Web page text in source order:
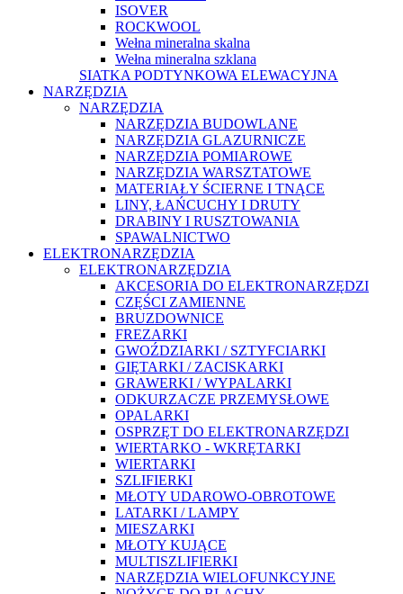
ISOVER
ROCKWOOL
Wełna mineralna skalna
Wełna mineralna szklana
SIATKA PODTYNKOWA ELEWACYJNA
NARZĘDZIA
NARZĘDZIA
NARZĘDZIA BUDOWLANE
NARZĘDZIA GLAZURNICZE
NARZĘDZIA POMIAROWE
NARZĘDZIA WARSZTATOWE
MATERIAŁY ŚCIERNE I TNĄCE
LINY, ŁAŃCUCHY I DRUTY
DRABINY I RUSZTOWANIA
SPAWALNICTWO
ELEKTRONARZĘDZIA
ELEKTRONARZĘDZIA
AKCESORIA DO ELEKTRONARZĘDZI
CZĘŚCI ZAMIENNE
BRUZDOWNICE
FREZARKI
GWOŹDZIARKI / SZTYFCIARKI
GIĘTARKI / ZACISKARKI
GRAWERKI / WYPALARKI
ODKURZACZE PRZEMYSŁOWE
OPALARKI
OSPRZĘT DO ELEKTRONARZĘDZI
WIERTARKO - WKRĘTARKI
WIERTARKI
SZLIFIERKI
MŁOTY UDAROWO-OBROTOWE
LATARKI / LAMPY
MIESZARKI
MŁOTY KUJĄCE
MULTISZLIFIERKI
NARZĘDZIA WIELOFUNKCYJNE